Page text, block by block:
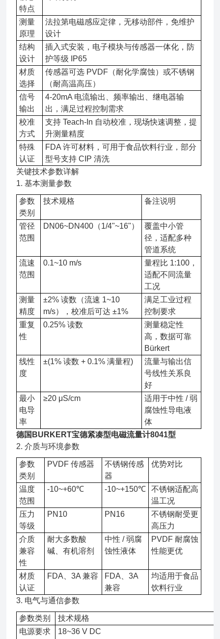
特点
测量
原理
法拉第电磁感应定律，无移动部件，免维护
设计
结构
设计
插入式安装，电子模块与传感器一体化，防
护等级 IP65
材质
选择
传感器可选 PVDF（耐化学腐蚀）或不锈钢
（耐高温高压）
信号
输出
4-20mA 电流输出、频率输出、继电器输
出，满足过程控制需求
校准
方式
支持 Teach-In 自动校准，现场快速调整，提
升测量精度
特殊
认证
FDA 许可材料，可用于食品饮料行业，部分
型号支持 CIP 清洗
关键技术参数详解
1. 基本测量参数
参数
类别
技术规格 备注说明
管径
范围
DN06~DN400（1/4"~16"）
覆盖中小管
径，适配多种
管道系统
流速
范围
0.1~10 m/s
量程比 1:100，
适配不同流量
工况
测量
精度
±2% 读数（流速 1~10
m/s），校准后可达 ±1%
满足工业过程
控制要求
重复
性
0.25% 读数
测量稳定性
高，数据可靠
Bürkert
线性
度
±(1% 读数 + 0.1% 满量程)
流量与输出信
号线性关系良
好
最小
电导
率
≥20 μS/cm
适用于中性 / 弱
腐蚀性导电液
体
德国BURKERT宝德紧凑型电磁流量计8041型
2. 介质与环境参数
参数
类别
PVDF 传感器
不锈钢传感
器
优势对比
温度
范围
-10~+60℃ -10~+150℃
不锈钢适配高
温工况
压力
等级
PN10 PN16
不锈钢耐受更
高压力
介质
兼容
性
耐大多数酸
碱、有机溶剂
中性 / 弱腐
蚀性液体
PVDF 耐腐蚀
性能更优
材质
认证
FDA、3A 兼容
FDA、3A
兼容
均适用于食品
饮料行业
3. 电气与通信参数
参数类别
技术规格
电源要求
18~36 V DC